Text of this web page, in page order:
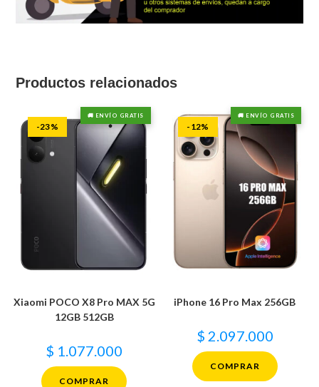
Productos relacionados
🚚 ENVÍO GRATIS
-23%
Xiaomi POCO X8 Pro MAX 5G
12GB 512GB
$ 1.077.000
COMPRAR
🚚 ENVÍO GRATIS
-12%
iPhone 16 Pro Max 256GB
$ 2.097.000
COMPRAR